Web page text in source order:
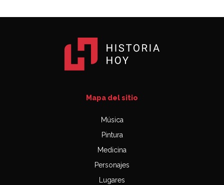
Mapa del sitio
Música
Pintura
Medicina
Personajes
Lugares